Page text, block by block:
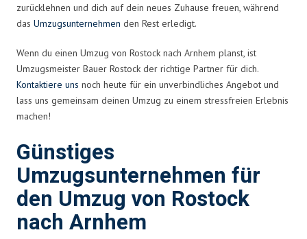
zurücklehnen und dich auf dein neues Zuhause freuen, während
das Umzugsunternehmen den Rest erledigt.
Wenn du einen Umzug von Rostock nach Arnhem planst, ist
Umzugsmeister Bauer Rostock der richtige Partner für dich.
Kontaktiere uns noch heute für ein unverbindliches Angebot und
lass uns gemeinsam deinen Umzug zu einem stressfreien Erlebnis
machen!
Günstiges
Umzugsunternehmen für
den Umzug von Rostock
nach Arnhem